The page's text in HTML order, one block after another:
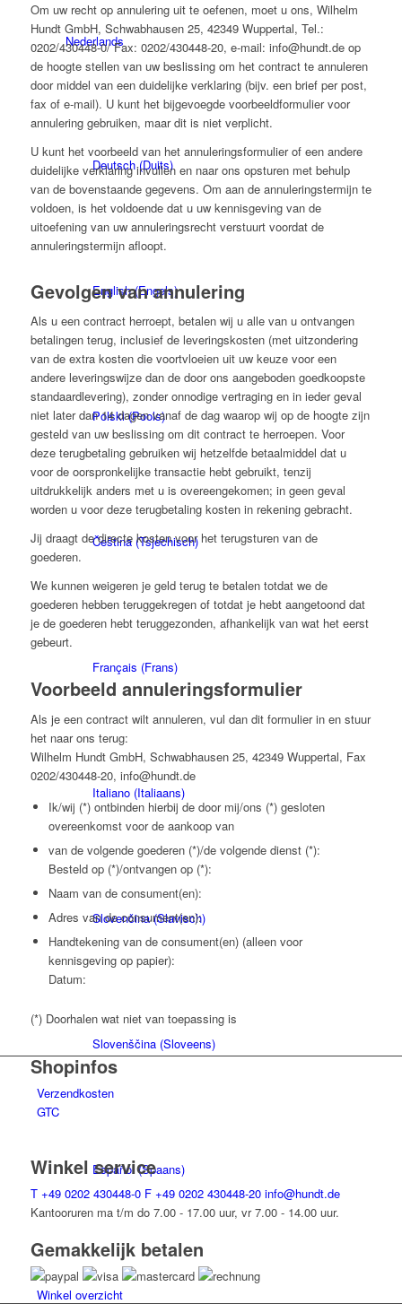
Nederlands
Deutsch(Duits)
English(Engels)
Polski(Pools)
Čeština(Tsjechisch)
Français (Frans)
Italiano(Italiaans)
Slovenčina(Slavisch)
Slovenščina(Sloveens)
Español(Spaans)
Winkel overzicht
Om uw recht op annulering uit te oefenen, moet u ons, Wilhelm
Hundt GmbH, Schwabhausen 25, 42349 Wuppertal, Tel.:
0202/430448-0/ Fax: 0202/430448-20, e-mail: info@hundt.de op
de hoogte stellen van uw beslissing om het contract te annuleren
door middel van een duidelijke verklaring (bijv. een brief per post,
fax of e-mail). U kunt het bijgevoegde voorbeeldformulier voor
annulering gebruiken, maar dit is niet verplicht.
U kunt het voorbeeld van het annuleringsformulier of een andere
duidelijke verklaring invullen en naar ons opsturen met behulp
van de bovenstaande gegevens. Om aan de annuleringstermijn te
voldoen, is het voldoende dat u uw kennisgeving van de
uitoefening van uw annuleringsrecht verstuurt voordat de
annuleringstermijn afloopt.
Gevolgen van annulering
Als u een contract herroept, betalen wij u alle van u ontvangen
betalingen terug, inclusief de leveringskosten (met uitzondering
van de extra kosten die voortvloeien uit uw keuze voor een
andere leveringswijze dan de door ons aangeboden goedkoopste
standaardlevering), zonder onnodige vertraging en in ieder geval
niet later dan 14 dagen vanaf de dag waarop wij op de hoogte zijn
gesteld van uw beslissing om dit contract te herroepen. Voor
deze terugbetaling gebruiken wij hetzelfde betaalmiddel dat u
voor de oorspronkelijke transactie hebt gebruikt, tenzij
uitdrukkelijk anders met u is overeengekomen; in geen geval
worden u voor deze terugbetaling kosten in rekening gebracht.
Jij draagt de directe kosten voor het terugsturen van de
goederen.
We kunnen weigeren je geld terug te betalen totdat we de
goederen hebben teruggekregen of totdat je hebt aangetoond dat
je de goederen hebt teruggezonden, afhankelijk van wat het eerst
gebeurt.
Voorbeeld annuleringsformulier
Als je een contract wilt annuleren, vul dan dit formulier in en stuur
het naar ons terug:
Wilhelm Hundt GmbH, Schwabhausen 25, 42349 Wuppertal, Fax
0202/430448-20, info@hundt.de
Ik/wij (*) ontbinden hierbij de door mij/ons (*) gesloten
overeenkomst voor de aankoop van
van de volgende goederen (*)/de volgende dienst (*):
Besteld op (*)/ontvangen op (*):
Naam van de consument(en):
Adres van de consument(en):
Handtekening van de consument(en) (alleen voor
kennisgeving op papier):
Datum:
(*) Doorhalen wat niet van toepassing is
Shopinfos
Verzendkosten
GTC
Winkel service
T +49 0202 430448-0 F +49 0202 430448-20 info@hundt.de
Kantooruren ma t/m do 7.00 - 17.00 uur, vr 7.00 - 14.00 uur.
Gemakkelijk betalen